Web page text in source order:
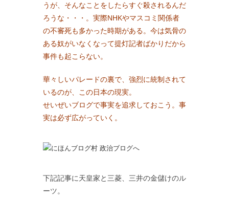
うが、そんなことをしたらすぐ殺されるんだ
ろうな・・・。実際NHKやマスコミ関係者
の不審死も多かった時期がある。今は気骨の
ある奴がいなくなって提灯記者ばかりだから
事件も起こらない。
華々しいパレードの裏で、強烈に統制されて
いるのが、この日本の現実。
せいぜいブログで事実を追求しておこう。事
実は必ず広がっていく。
下記記事に天皇家と三菱、三井の金儲けのル
ーツ。